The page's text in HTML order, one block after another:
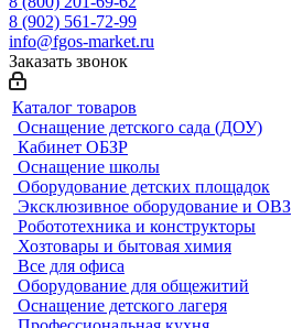
8 (902) 561-72-99
info@fgos-market.ru
Заказать звонок
Каталог товаров
Оснащение детского сада (ДОУ)
Кабинет ОБЗР
Оснащение школы
Оборудование детских площадок
Эксклюзивное оборудование и ОВЗ
Робототехника и конструкторы
Хозтовары и бытовая химия
Все для офиса
Оборудование для общежитий
Оснащение детского лагеря